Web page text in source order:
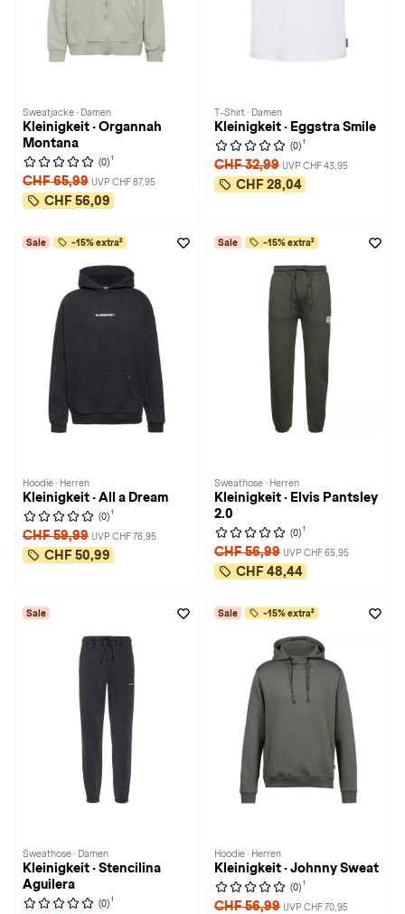
Sweatjacke · Damen
Kleinigkeit · Organnah
Montana
(0) 1
CHF 65,99 UVP CHF 87,95
CHF 56,09
T-Shirt · Damen
Kleinigkeit · Eggstra Smile
(0) 1
CHF 32,99 UVP CHF 43,95
CHF 28,04
Sale -15% extra²
Hoodie · Herren
Kleinigkeit · All a Dream
(0) 1
CHF 59,99 UVP CHF 76,95
CHF 50,99
Sale -15% extra²
Sweathose · Herren
Kleinigkeit · Elvis Pantsley
2.0
(0) 1
CHF 56,99 UVP CHF 65,95
CHF 48,44
Sale
Sweathose · Damen
Kleinigkeit · Stencilina
Aguilera
(0) 1
Sale -15% extra²
Hoodie · Herren
Kleinigkeit · Johnny Sweat
(0) 1
CHF 56,99 UVP CHF 70,95